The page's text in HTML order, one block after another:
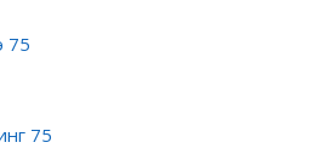
75
75